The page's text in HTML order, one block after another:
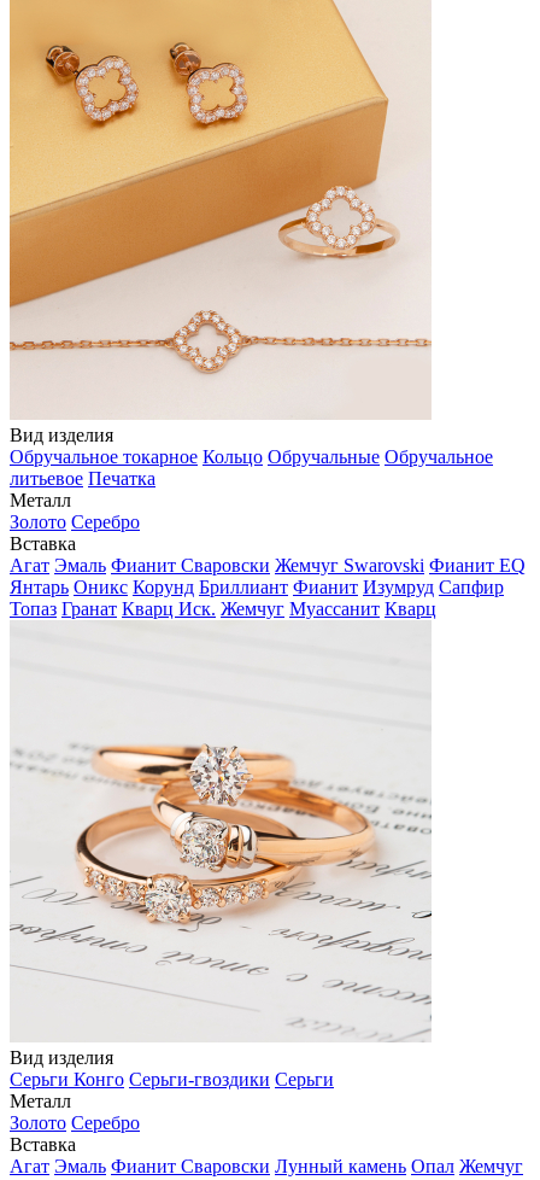
Вид изделия
Обручальное токарное Кольцо Обручальные Обручальное
литьевое Печатка
Металл
Золото Серебро
Вставка
Агат Эмаль Фианит Сваровски Жемчуг Swarovski Фианит EQ
Янтарь Оникс Корунд Бриллиант Фианит Изумруд Сапфир
Топаз Гранат Кварц Иск. Жемчуг Муассанит Кварц
Вид изделия
Серьги Конго Серьги-гвоздики Серьги
Металл
Золото Серебро
Вставка
Агат Эмаль Фианит Сваровски Лунный камень Опал Жемчуг